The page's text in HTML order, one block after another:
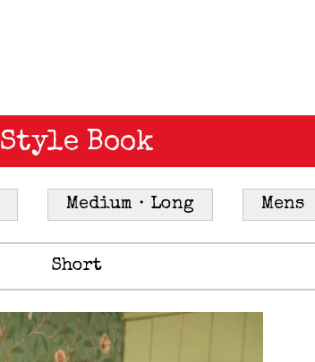
Style Book
Medium・Long Mens
Short